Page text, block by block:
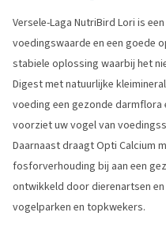
Versele-Laga NutriBird Lori is
voedingswaarde en een goede
stabiele oplossing waarbij het
Digest met natuurlijke
voeding een gezonde
voorziet uw vogel van
Daarnaast draagt Opti Calcium
fosforverhouding bij aan een
ontwikkeld door dierenartsen
vogelparken en topkwekers.